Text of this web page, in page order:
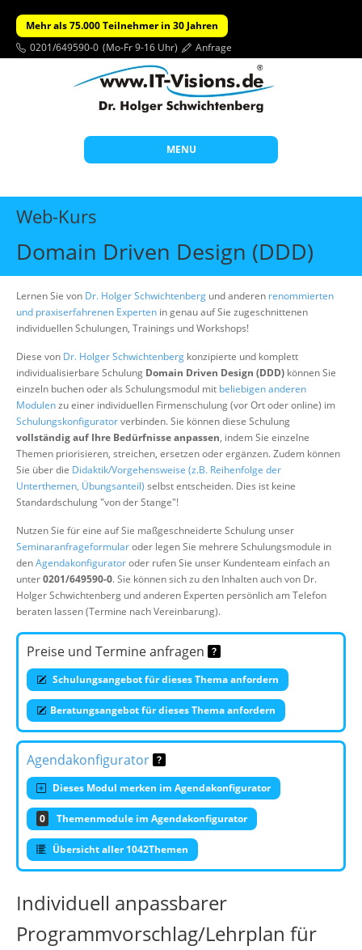
Mehr als 75.000 Teilnehmer in 30 Jahren
0201/649590-0 (Mo-Fr 9-16 Uhr) Anfrage
MENU
Start
Beratung
Offene Seminare
Über uns
Suche
Web-Kurs
Domain Driven Design (DDD)
Lernen Sie von Dr. Holger Schwichtenberg und anderen renommierten
und praxiserfahrenen Experten in genau auf Sie zugeschnittenen
individuellen Schulungen, Trainings und Workshops!
Diese von Dr. Holger Schwichtenberg konzipierte und komplett
individualisierbare Schulung Domain Driven Design (DDD) können Sie
einzeln buchen oder als Schulungsmodul mit beliebigen anderen
Modulenzu einer individuellen Firmenschulung (vor Ort oder online) im
Schulungskonfiguratorverbinden. Sie können diese Schulung
vollständig auf Ihre Bedürfnisse anpassen, indem Sie einzelne
Themen priorisieren, streichen, ersetzen oder ergänzen. Zudem können
Sie über die Didaktik/Vorgehensweise (z.B. Reihenfolge der
Unterthemen, Übungsanteil) selbst entscheiden. Dies ist keine
Standardschulung "von der Stange"!
Nutzen Sie für eine auf Sie maßgeschneiderte Schulung unser
Seminaranfrageformularoder legen Sie mehrere Schulungsmodule in
denAgendakonfiguratoroder rufen Sie unser Kundenteam einfach an
unter0201/649590-0. Sie können sich zu den Inhalten auch von Dr.
Holger Schwichtenberg und anderen Experten persönlich am Telefon
beraten lassen (Termine nach Vereinbarung).
Preise und Termine anfragen
Schulungsangebot für dieses Thema anfordern
Beratungsangebot für dieses Thema anfordern
Agendakonfigurator
Dieses Modul merken im Agendakonfigurator
0 Themenmodule im Agendakonfigurator
Übersicht aller 1042Themen
Individuell anpassbarer
Programmvorschlag/Lehrplan für